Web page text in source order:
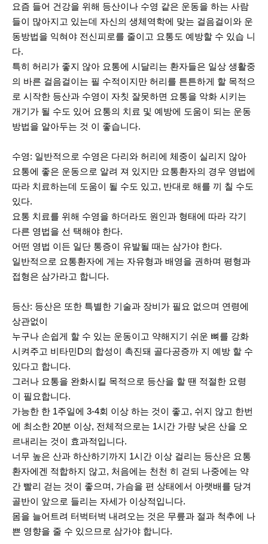
요즘 들어 건강을 위해 등산이나 수영 같은 운동을 하는 사람
들이 많아지고 있는데 자신의 생체역학에 맞는 걸음걸이와 운
동방법을 익혀야 전신피로를 줄이고 요통도 예방할 수 있습 니
다.
특히 허리가 좋지 않아 요통에 시달리는 환자들은 일상 생활중
의 바른 걸음걸이는 필 수적이지만 허리를 튼튼하게 할 목적으
로 시작한 등산과 수영이 자칫 잘못하면 요통을 악화 시키는
개기가 될 수도 있어 요통의 치료 및 예방에 도움이 되는 운동
방법을 알아두는 것 이 좋습니다.
수영: 일반적으로 수영은 다리와 허리에 체중이 실리지 않아
요통에 좋은 운동으로 알려 져 있지만 요통환자의 경우 영법에
따라 치료하는데 도움이 될 수도 있고, 반대로 해를 끼 칠 수도
있다.
요통 치료를 위해 수영을 하더라도 원인과 형태에 따라 각기
다른 영법을 선 택해야 한다.
어떤 영법 이든 일단 통증이 유발될 때는 삼가야 한다.
일반적으로 요통환자에 게는 자유형과 배영을 권하며 평형과
접형은 삼가라고 합니다.
등산: 등산은 또한 특별한 기술과 장비가 필요 없으며 연령에
상관없이
누구나 손쉽게 할 수 있는 운동이고 약해지기 쉬운 뼈를 강화
시켜주고 비타민D의 합성이 촉진돼 골다공증까 지 예방 할 수
있다고 합니다.
그러나 요통을 완화시킬 목적으로 등산을 할 땐 적절한 요령
이 필요합니다.
가능한 한 1주일에 3-4회 이상 하는 것이 좋고, 쉬지 않고 한번
에 최소한 20분 이상, 전체적으로는 1시간 가량 낮은 산을 오
르내리는 것이 효과적입니다.
너무 높은 산과 하산하기까지 1시간 이상 걸리는 등산은 요통
환자에겐 적합하지 않고, 처음에는 천천 히 걷되 나중에는 약
간 빨리 걷는 것이 좋으며, 가슴을 편 상태에서 아랫배를 당겨
골반이 앞으로 들리는 자세가 이상적입니다.
몸을 늘어트려 터벅터벅 내려오는 것은 무릎과 절과 척추에 나
쁜 영향을 줄 수 있으므로 삼가야 합니다.